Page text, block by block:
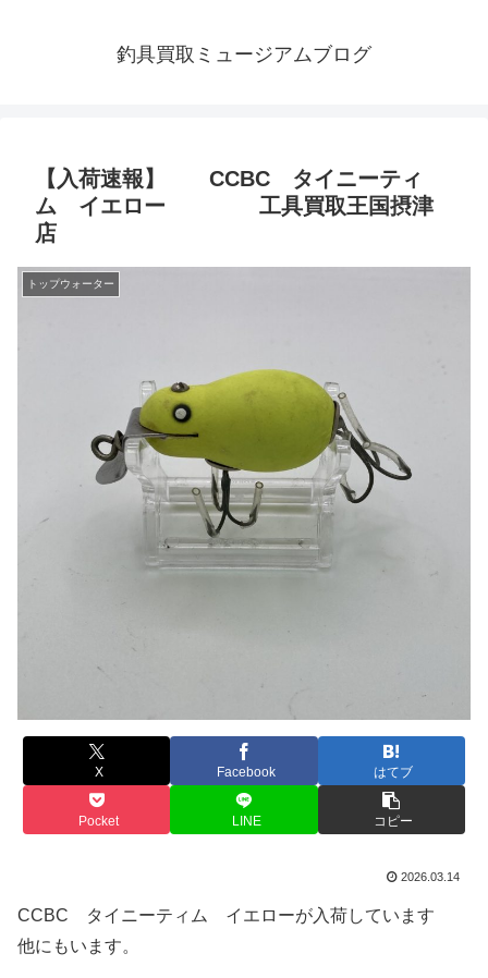
釣具買取ミュージアムブログ
【入荷速報】 CCBC タイニーティ
ム イエロー 工具買取王国摂津
店
トップウォーター
X Facebook はてブ
Pocket LINE コピー
2026.03.14
CCBC タイニーティム イエローが入荷しています
他にもいます。